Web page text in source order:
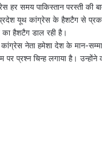
हर समय पाकिस्तान परस्ती की
यूथ कांग्रेस के हैशटैग से
हैशटैग डाल रही है।
नेता हमेशा देश के मान-
प्रश्न चिन्ह लगाया है। उन्होंने